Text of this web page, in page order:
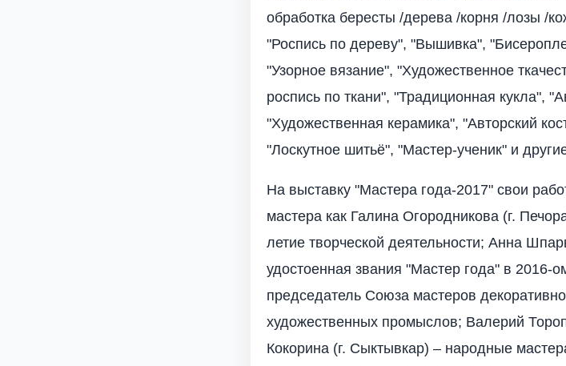
обработка бересты /дерева /корня /лозы /
"Роспись по дереву", "Вышивка",
"Узорное вязание", "Художественное
роспись по ткани", "Традиционная кукла",
"Художественная керамика", "Авторский
"Лоскутное шитьё", "Мастер-ученик" и
На выставку "Мастера года-2017" свои
мастера как Галина Огородникова (г.
летие творческой деятельности; Анна
удостоенная звания "Мастер года" в 2016-
председатель Союза мастеров
художественных промыслов; Валерий
Кокорина (г. Сыктывкар) – народные